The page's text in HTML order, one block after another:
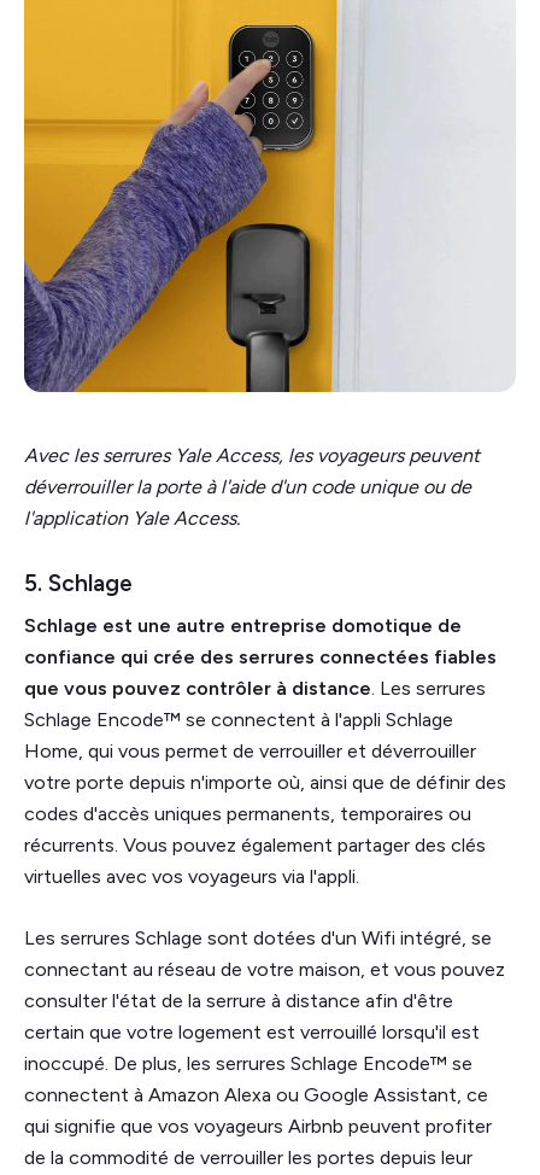
Avec les serrures Yale Access, les voyageurs peuvent
déverrouiller la porte à l'aide d'un code unique ou de
l'application Yale Access.
5. Schlage
Schlage est une autre entreprise domotique de
confiance qui crée des serrures connectées fiables
que vous pouvez contrôler à distance. Les serrures
Schlage Encode™ se connectent à l'appli Schlage
Home, qui vous permet de verrouiller et déverrouiller
votre porte depuis n'importe où, ainsi que de définir des
codes d'accès uniques permanents, temporaires ou
récurrents. Vous pouvez également partager des clés
virtuelles avec vos voyageurs via l'appli.
Les serrures Schlage sont dotées d'un Wifi intégré, se
connectant au réseau de votre maison, et vous pouvez
consulter l'état de la serrure à distance afin d'être
certain que votre logement est verrouillé lorsqu'il est
inoccupé. De plus, les serrures Schlage Encode™ se
connectent à Amazon Alexa ou Google Assistant, ce
qui signifie que vos voyageurs Airbnb peuvent profiter
de la commodité de verrouiller les portes depuis leur